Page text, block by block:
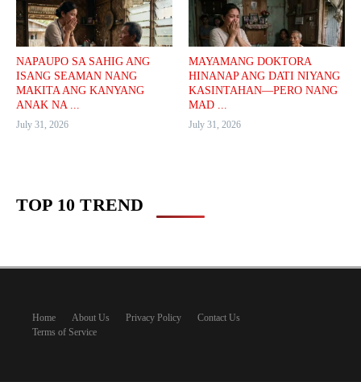
NAPAUPO SA SAHIG ANG
ISANG SEAMAN NANG
MAKITA ANG KANYANG
ANAK NA ...
July 31, 2026
MAYAMANG DOKTORA
HINANAP ANG DATI NIYANG
KASINTAHAN—PERO NANG
MAD ...
July 31, 2026
TOP 10 TREND
Home About Us Privacy Policy
Contact Us
Terms of Service